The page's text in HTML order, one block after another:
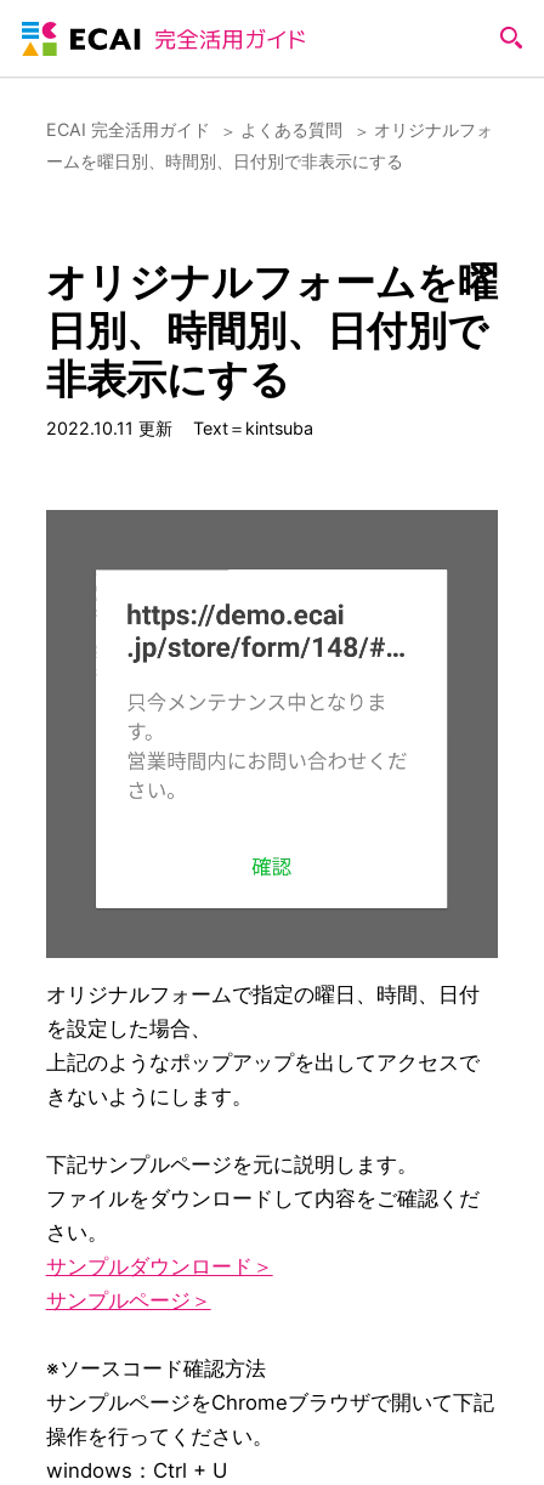
ECAI 完全活用ガイド よくある質問
オリジナルフォ
ームを曜日別、時間別、日付別で非表示にする
オリジナルフォームを曜
日別、時間別、日付別で
非表示にする
2022.10.11 更新 Text＝kintsuba
オリジナルフォームで指定の曜日、時間、日付
を設定した場合、
上記のようなポップアップを出してアクセスで
きないようにします。
下記サンプルページを元に説明します。
ファイルをダウンロードして内容をご確認くだ
サンプルダウンロード＞
サンプルページ＞
※ソースコード確認方法
サンプルページをChromeブラウザで開いて下記
操作を行ってください。
windows：Ctrl + U